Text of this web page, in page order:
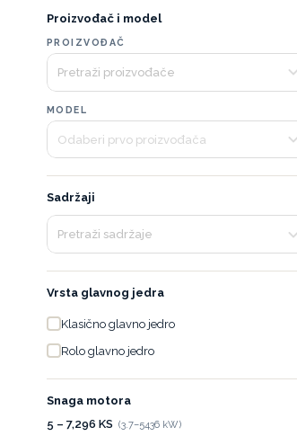
Proizvođač i model
PROIZVOĐAČ
MODEL
Sadržaji
Vrsta glavnog jedra
Klasično glavno jedro
Rolo glavno jedro
Snaga motora
5 – 7,296 KS (3.7–5436 kW)